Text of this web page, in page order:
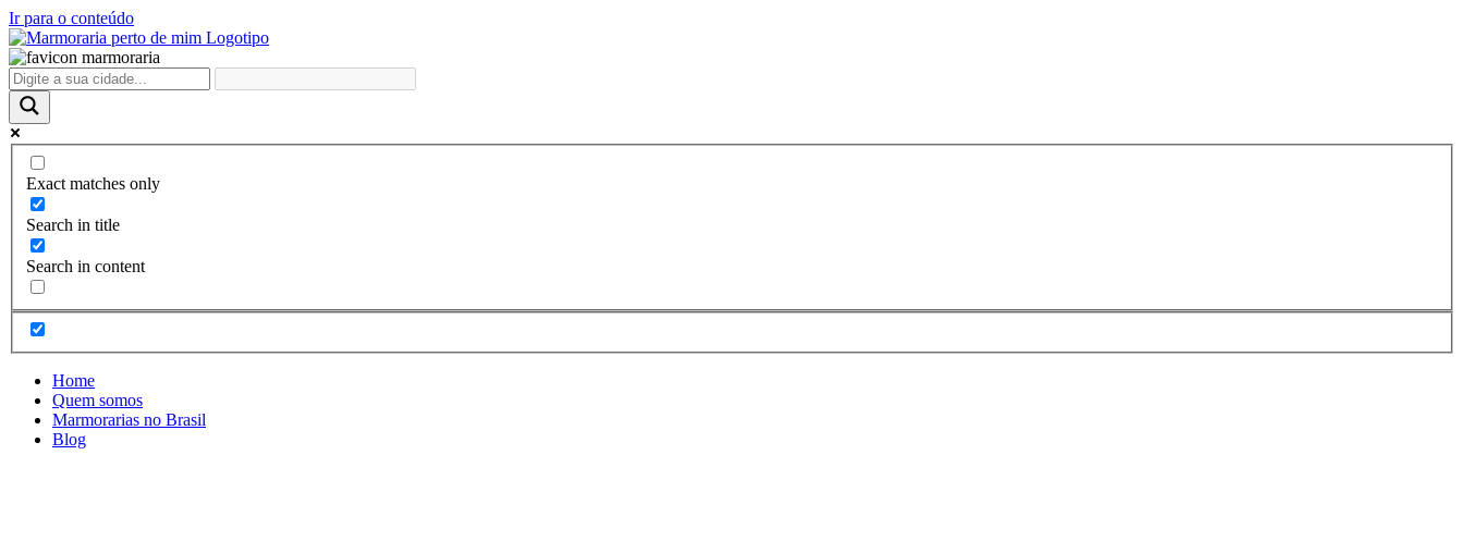
Ir para o conteúdo
Exact matches only
Search in title
Search in content
Home
Quem somos
Marmorarias no Brasil
Blog